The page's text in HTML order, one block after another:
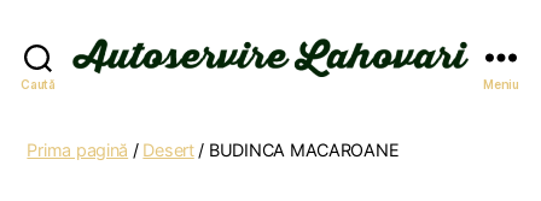
Caută Meniu
Prima pagină / Desert/ BUDINCA MACAROANE